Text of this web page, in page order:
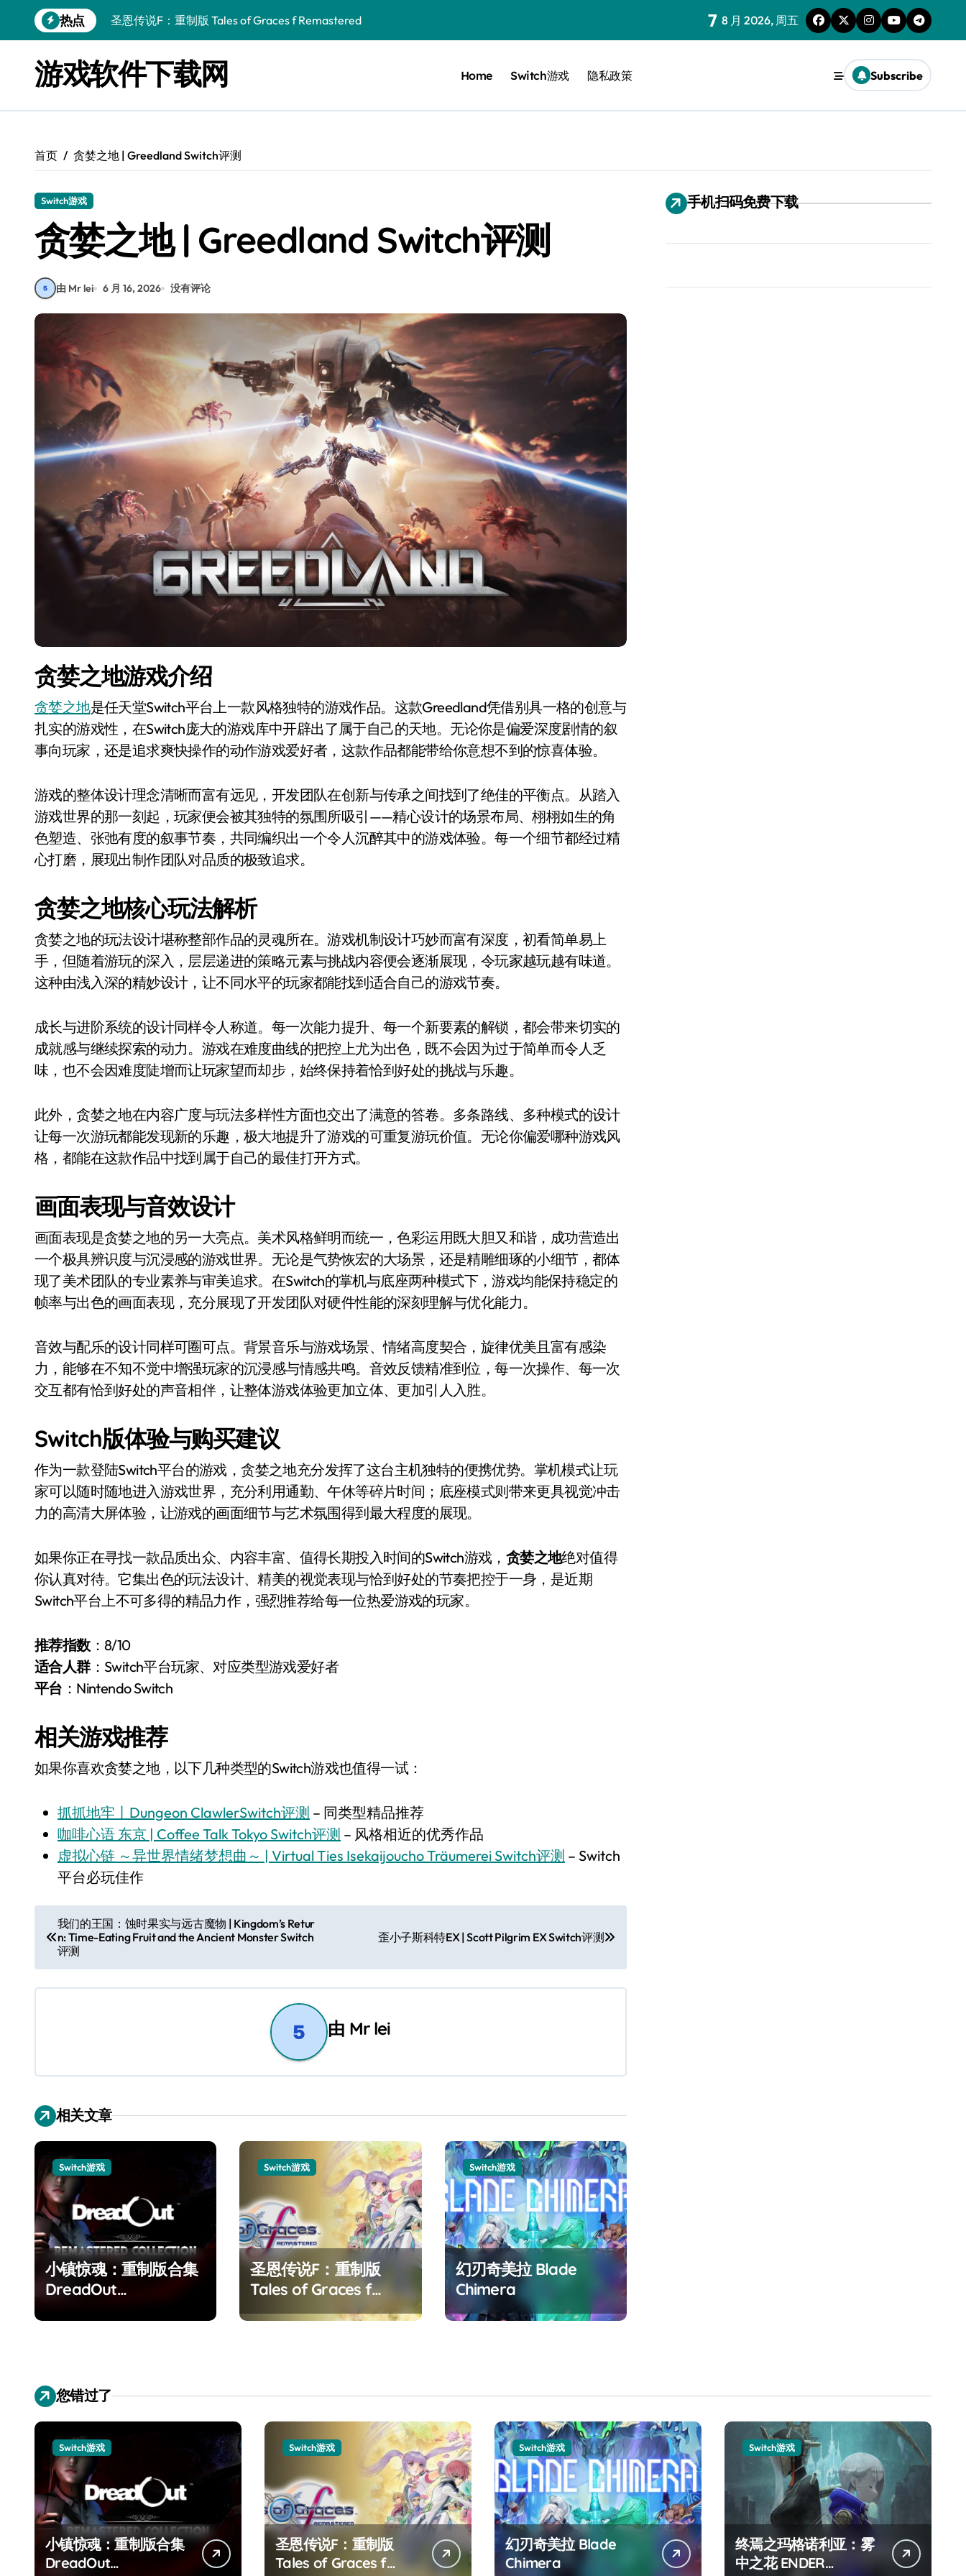
到
热点
圣恩传说F：重制版 Tales of Graces f Remastered
终焉之玛格诺利亚：雾中之花 ENDER MAGNOLIA Bloom in the mist
休闲运动系列：网球 Casual Sport Series Tennis
星球大战前传1：绝地力量之战 Star Wars Episode I Jedi Power Battles
阿瑞亚之旅 Worlds of Aria
阿喀琉斯：传说未竟之谜 Achilles Legends Untold
7 8 月 2026, 周五
游戏软件下载网 Home Switch游戏 隐私政策 Subscribe
首页 贪婪之地 | Greedland Switch评测
Switch游戏
贪婪之地 | Greedland Switch评测
由 Mr lei 6 月 16, 2026 没有评论
贪婪之地游戏介绍
贪婪之地是任天堂Switch平台上一款风格独特的游戏作品。这款Greedland凭借别具一格的创意与
扎实的游戏性，在Switch庞大的游戏库中开辟出了属于自己的天地。无论你是偏爱深度剧情的叙
事向玩家，还是追求爽快操作的动作游戏爱好者，这款作品都能带给你意想不到的惊喜体验。
游戏的整体设计理念清晰而富有远见，开发团队在创新与传承之间找到了绝佳的平衡点。从踏入
游戏世界的那一刻起，玩家便会被其独特的氛围所吸引——精心设计的场景布局、栩栩如生的角
色塑造、张弛有度的叙事节奏，共同编织出一个令人沉醉其中的游戏体验。每一个细节都经过精
心打磨，展现出制作团队对品质的极致追求。
贪婪之地核心玩法解析
贪婪之地的玩法设计堪称整部作品的灵魂所在。游戏机制设计巧妙而富有深度，初看简单易上
手，但随着游玩的深入，层层递进的策略元素与挑战内容便会逐渐展现，令玩家越玩越有味道。
这种由浅入深的精妙设计，让不同水平的玩家都能找到适合自己的游戏节奏。
成长与进阶系统的设计同样令人称道。每一次能力提升、每一个新要素的解锁，都会带来切实的
成就感与继续探索的动力。游戏在难度曲线的把控上尤为出色，既不会因为过于简单而令人乏
味，也不会因难度陡增而让玩家望而却步，始终保持着恰到好处的挑战与乐趣。
此外，贪婪之地在内容广度与玩法多样性方面也交出了满意的答卷。多条路线、多种模式的设计
让每一次游玩都能发现新的乐趣，极大地提升了游戏的可重复游玩价值。无论你偏爱哪种游戏风
格，都能在这款作品中找到属于自己的最佳打开方式。
画面表现与音效设计
画面表现是贪婪之地的另一大亮点。美术风格鲜明而统一，色彩运用既大胆又和谐，成功营造出
一个极具辨识度与沉浸感的游戏世界。无论是气势恢宏的大场景，还是精雕细琢的小细节，都体
现了美术团队的专业素养与审美追求。在Switch的掌机与底座两种模式下，游戏均能保持稳定的
帧率与出色的画面表现，充分展现了开发团队对硬件性能的深刻理解与优化能力。
音效与配乐的设计同样可圈可点。背景音乐与游戏场景、情绪高度契合，旋律优美且富有感染
力，能够在不知不觉中增强玩家的沉浸感与情感共鸣。音效反馈精准到位，每一次操作、每一次
交互都有恰到好处的声音相伴，让整体游戏体验更加立体、更加引人入胜。
Switch版体验与购买建议
作为一款登陆Switch平台的游戏，贪婪之地充分发挥了这台主机独特的便携优势。掌机模式让玩
家可以随时随地进入游戏世界，充分利用通勤、午休等碎片时间；底座模式则带来更具视觉冲击
力的高清大屏体验，让游戏的画面细节与艺术氛围得到最大程度的展现。
如果你正在寻找一款品质出众、内容丰富、值得长期投入时间的Switch游戏， 贪婪之地绝对值得
你认真对待。它集出色的玩法设计、精美的视觉表现与恰到好处的节奏把控于一身，是近期
Switch平台上不可多得的精品力作，强烈推荐给每一位热爱游戏的玩家。
推荐指数：8/10
适合人群：Switch平台玩家、对应类型游戏爱好者
平台 ：Nintendo Switch
相关游戏推荐
如果你喜欢贪婪之地，以下几种类型的Switch游戏也值得一试：
抓抓地牢丨Dungeon ClawlerSwitch评测 – 同类型精品推荐
咖啡心语 东京 | Coffee Talk Tokyo Switch评测 – 风格相近的优秀作品
虚拟心链 ～异世界情绪梦想曲～ | Virtual Ties Isekaijoucho Träumerei Switch评测 – Switch
平台必玩佳作
章
导
我们的王国：蚀时果实与远古魔物 | Kingdom’s Retur
n: Time-Eating Fruit and the Ancient Monster Switch
评测
歪小子斯科特EX | Scott Pilgrim EX Switch评测
由 Mr lei
相关文章
Switch游戏
小镇惊魂：重制版合集
DreadOut
Remastered
Switch游戏
圣恩传说F：重制版
Tales of Graces f
Remastered
Switch游戏
幻刃奇美拉 Blade
Chimera
手机扫码免费下载
您错过了
Switch游戏
小镇惊魂：重制版合集
DreadOut
Switch游戏
圣恩传说F：重制版
Tales of Graces f
Switch游戏
幻刃奇美拉 Blade
Chimera
Switch游戏
终焉之玛格诺利亚：雾
中之花 ENDER